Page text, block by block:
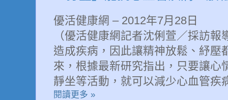
優活健康網 – 2012年7月28日
（優活健康網記者沈俐萱／採訪
造成疾病，因此讓精神放鬆、紓壓
來，根據最新研究指出，只要讓心
靜坐等活動，就可以減少心血管疾
閱讀更多 »